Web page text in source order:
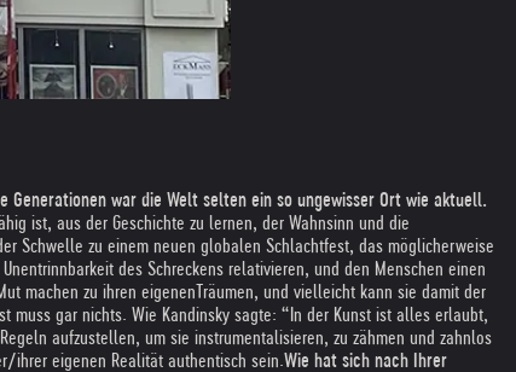
Generationen war die Welt selten ein so ungewisser Ort wie aktuell.
ist, aus der Geschichte zu lernen, der Wahnsinn und die
Schwelle zu einem neuen globalen Schlachtfest, das möglicherweise
des Schreckens relativieren, und den Menschen einen
machen zu ihren eigenenTräumen, und vielleicht kann sie damit der
muss gar nichts. Wie Kandinsky sagte: “In der Kunst ist alles erlaubt,
aufzustellen, um sie instrumentalisieren, zu zähmen und zahnlos
ihrer eigenen Realität authentisch sein.Wie hat sich nach Ihrer